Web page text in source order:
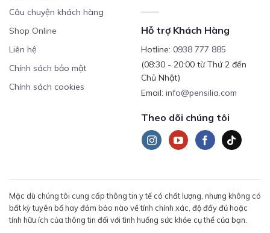
Câu chuyện khách hàng
Shop Online
Liên hệ
Chính sách bảo mật
Chính sách cookies
Hỗ trợ Khách Hàng
Hotline: 0938 777 885
(08:30 - 20:00 từ Thứ 2 đến
Chủ Nhật)
Email: info@pensilia.com
Theo dõi chúng tôi
Mặc dù chúng tôi cung cấp thông tin y tế có chất lượng, nhưng không có
bất kỳ tuyên bố hay đảm bảo nào về tính chính xác, độ đầy đủ hoặc
tính hữu ích của thông tin đối với tình huống sức khỏe cụ thể của bạn.